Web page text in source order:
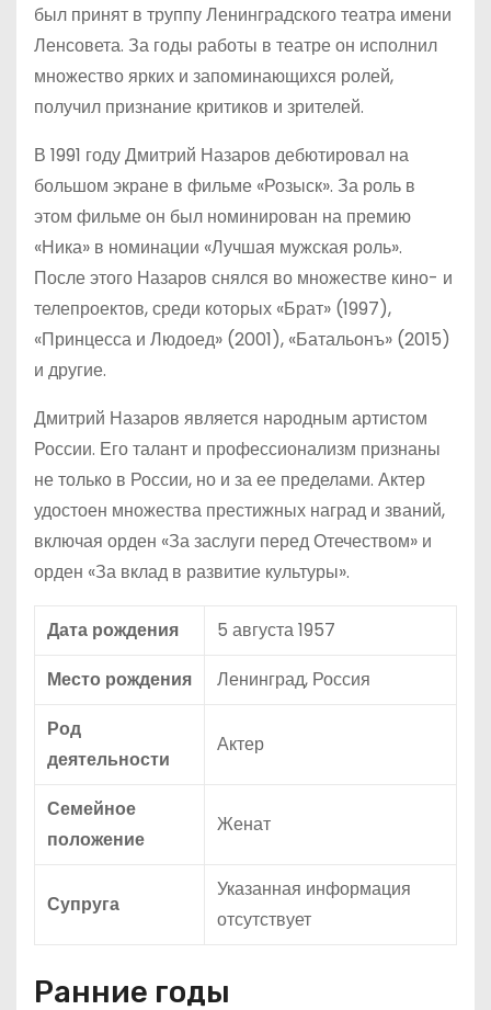
был принят в труппу Ленинградского театра имени
Ленсовета. За годы работы в театре он исполнил
множество ярких и запоминающихся ролей,
получил признание критиков и зрителей.
В 1991 году Дмитрий Назаров дебютировал на
большом экране в фильме «Розыск». За роль в
этом фильме он был номинирован на премию
«Ника» в номинации «Лучшая мужская роль».
После этого Назаров снялся во множестве кино- и
телепроектов, среди которых «Брат» (1997),
«Принцесса и Людоед» (2001), «Батальонъ» (2015)
и другие.
Дмитрий Назаров является народным артистом
России. Его талант и профессионализм признаны
не только в России, но и за ее пределами. Актер
удостоен множества престижных наград и званий,
включая орден «За заслуги перед Отечеством» и
орден «За вклад в развитие культуры».
Дата рождения
5 августа 1957
Место рождения
Ленинград, Россия
Род
деятельности
Актер
Семейное
положение
Женат
Супруга
Указанная информация
отсутствует
Ранние годы